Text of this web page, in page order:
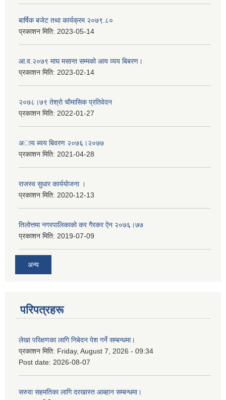
बार्षिक बजेट तथा कार्यक्रम २०७९.८०
प्रकाशन मिति: 2023-05-14
आ.व.२०७९ माघ मसान्त सम्मको आय व्यय बिबरण।
प्रकाशन मिति: 2023-02-14
२०७८।७९ तेश्राे चाैमासिक प्रतिवेदन
प्रकाशन मिति: 2022-01-27
अाय ब्यय बिवरण २०७६।२०७७
प्रकाशन मिति: 2021-04-28
राजस्व सुधार कार्ययाेजना ।
प्रकाशन मिति: 2020-12-13
तिलोत्तमा नगरपालिकाको कर गैरकर ऐन २०७६।७७
प्रकाशन मिति: 2019-07-09
अन्य
परिपत्रहरू
लेखा परिक्षणका लागि निबेदन पेश गर्ने सम्बन्धमा।
प्रकाशन मिति: Friday, August 7, 2026 - 09:34
Post date: 2026-08-07
सरुवा सहमतिका लागि दरखास्त आब्हान सम्बन्धमा।